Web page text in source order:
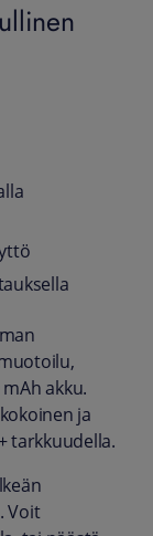
akku.
ja
tarkkuudella.
Voit